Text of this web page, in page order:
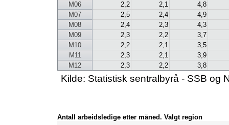
M06
M07
M08
M09
M10
M11
M12
2,2
2,1
4,8
2,5
2,4
4,9
2,4
2,3
4,3
2,3
2,2
3,7
2,2
2,1
3,5
2,3
2,1
3,9
2,3
2,2 3,8
Kilde: Statistisk sentralbyrå - SSB
Antall arbeidsledige etter måned. Valgt region